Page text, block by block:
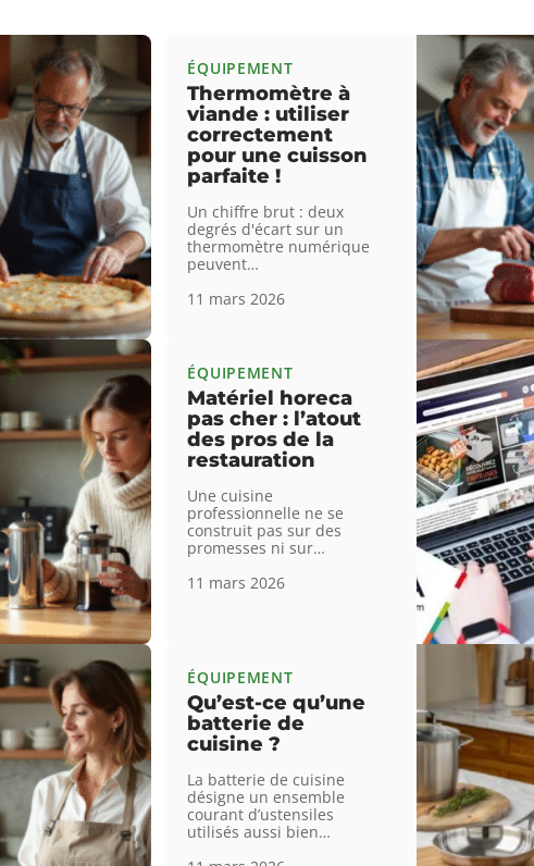
ÉQUIPEMENT
Thermomètre à
viande : utiliser
correctement
pour une cuisson
parfaite !
Un chiffre brut : deux
degrés d'écart sur un
thermomètre numérique
peuvent…
11 mars 2026
ÉQUIPEMENT
Matériel horeca
pas cher : l’atout
des pros de la
restauration
Une cuisine
professionnelle ne se
construit pas sur des
promesses ni sur…
11 mars 2026
ÉQUIPEMENT
Qu’est-ce qu’une
batterie de
cuisine ?
La batterie de cuisine
désigne un ensemble
courant d’ustensiles
utilisés aussi bien…